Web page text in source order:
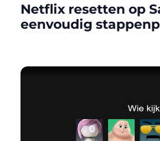
Netflix resetten op
eenvoudig